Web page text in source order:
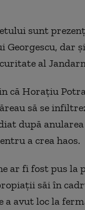
sunt
Georgescu, dar
al
că Horaţiu
să se
după
a crea haos.
ar fi fost pus la
săi în
a avut loc la